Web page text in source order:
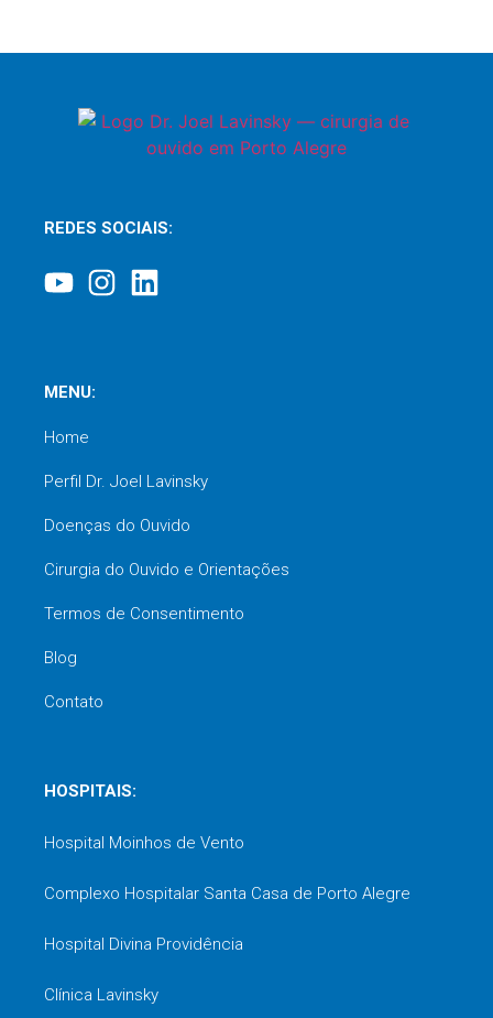
REDES SOCIAIS:
MENU:
Home
Perfil Dr. Joel Lavinsky
Doenças do Ouvido
Cirurgia do Ouvido e Orientações
Termos de Consentimento
Blog
Contato
HOSPITAIS:
Hospital Moinhos de Vento
Complexo Hospitalar Santa Casa de Porto Alegre
Hospital Divina Providência
Clínica Lavinsky